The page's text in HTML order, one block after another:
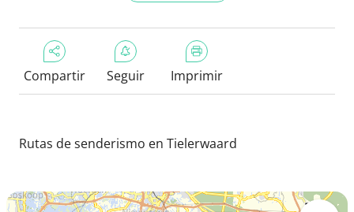
Compartir Seguir Imprimir
Rutas de senderismo en Tielerwaard